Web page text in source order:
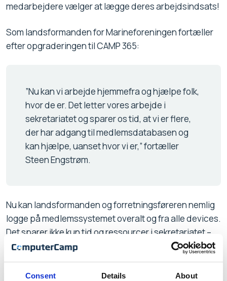
Consent Details About
medarbejdere vælger at lægge deres arbejdsindsats!
Som landsformanden for Marineforeningen fortæller
efter opgraderingen til CAMP 365:
”Nu kan vi arbejde hjemmefra og hjælpe folk,
hvor de er. Det letter vores arbejde i
sekretariatet og sparer os tid, at vi er flere,
der har adgang til medlemsdatabasen og
kan hjælpe, uanset hvor vi er,” fortæller
Steen Engstrøm.
Nu kan landsformanden og forretningsføreren nemlig
logge på medlemssystemet overalt og fra alle devices.
Det sparer ikke kun tid og ressourcer i sekretariatet –
også lokalafdelingerne mærker, at der nu er hurtigere
vej til hjælp.